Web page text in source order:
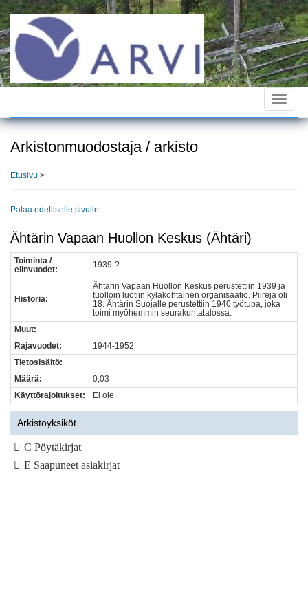
Hyppää
pääsisältöön
Toggle
Arkistonmuodostaja / arkisto
Etusivu >
Palaa edelliselle sivulle
Ähtärin Vapaan Huollon Keskus (Ähtäri)
Toiminta /
elinvuodet:
1939-?
Historia:
Ähtärin Vapaan Huollon Keskus perustettiin 1939 ja
tuolloin luotiin kyläkohtainen organisaatio. Piirejä oli
18. Ähtärin Suojalle perustettiin 1940 työtupa, joka
toimi myöhemmin seurakuntatalossa.
Muut:
Rajavuodet:
1944-1952
Tietosisältö:
Määrä:
0,03
Käyttörajoitukset:
Ei ole.
Arkistoyksiköt
C Pöytäkirjat
E Saapuneet asiakirjat